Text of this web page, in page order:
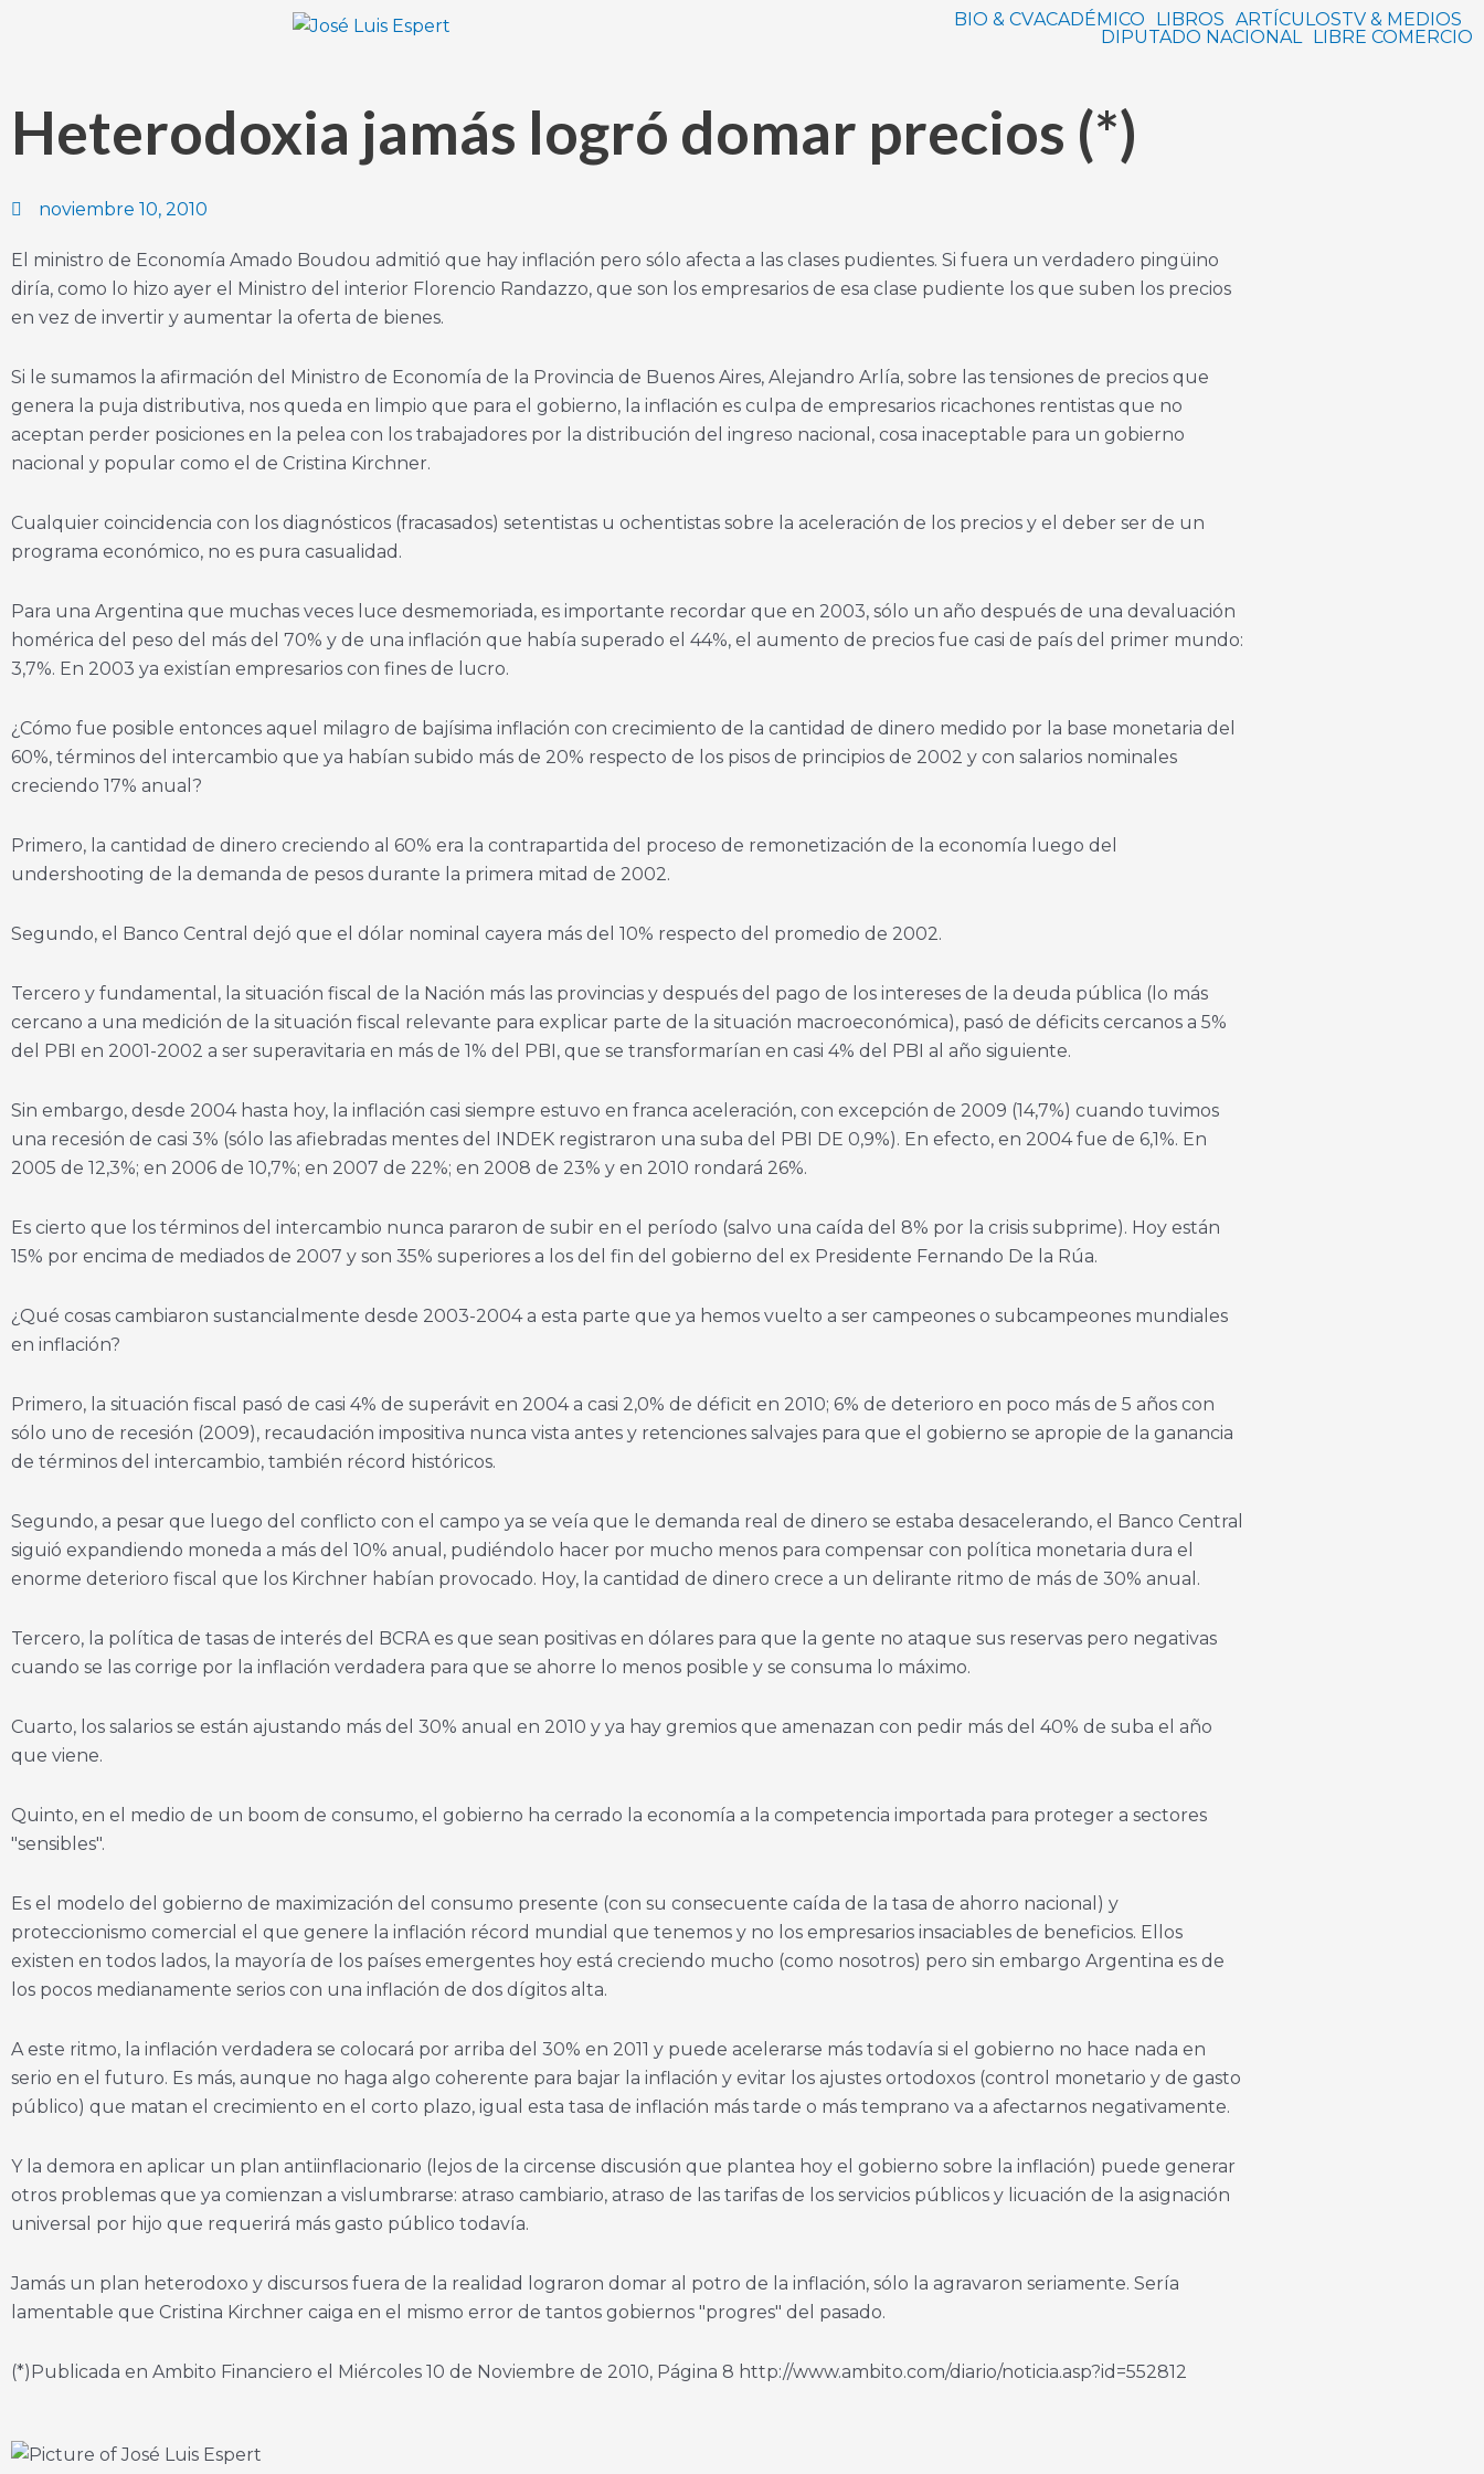
BIO & CVACADÉMICO LIBROS ARTÍCULOSTV & MEDIOS
DIPUTADO NACIONAL LIBRE COMERCIO
Heterodoxia jamás logró domar precios (*)
noviembre 10, 2010
El ministro de Economía Amado Boudou admitió que hay inflación pero sólo afecta a las clases pudientes. Si fuera un verdadero pingüino
diría, como lo hizo ayer el Ministro del interior Florencio Randazzo, que son los empresarios de esa clase pudiente los que suben los precios
en vez de invertir y aumentar la oferta de bienes.
Si le sumamos la afirmación del Ministro de Economía de la Provincia de Buenos Aires, Alejandro Arlía, sobre las tensiones de precios que
genera la puja distributiva, nos queda en limpio que para el gobierno, la inflación es culpa de empresarios ricachones rentistas que no
aceptan perder posiciones en la pelea con los trabajadores por la distribución del ingreso nacional, cosa inaceptable para un gobierno
nacional y popular como el de Cristina Kirchner.
Cualquier coincidencia con los diagnósticos (fracasados) setentistas u ochentistas sobre la aceleración de los precios y el deber ser de un
programa económico, no es pura casualidad.
Para una Argentina que muchas veces luce desmemoriada, es importante recordar que en 2003, sólo un año después de una devaluación
homérica del peso del más del 70% y de una inflación que había superado el 44%, el aumento de precios fue casi de país del primer mundo:
3,7%. En 2003 ya existían empresarios con fines de lucro.
¿Cómo fue posible entonces aquel milagro de bajísima inflación con crecimiento de la cantidad de dinero medido por la base monetaria del
60%, términos del intercambio que ya habían subido más de 20% respecto de los pisos de principios de 2002 y con salarios nominales
creciendo 17% anual?
Primero, la cantidad de dinero creciendo al 60% era la contrapartida del proceso de remonetización de la economía luego del
undershooting de la demanda de pesos durante la primera mitad de 2002.
Segundo, el Banco Central dejó que el dólar nominal cayera más del 10% respecto del promedio de 2002.
Tercero y fundamental, la situación fiscal de la Nación más las provincias y después del pago de los intereses de la deuda pública (lo más
cercano a una medición de la situación fiscal relevante para explicar parte de la situación macroeconómica), pasó de déficits cercanos a 5%
del PBI en 2001-2002 a ser superavitaria en más de 1% del PBI, que se transformarían en casi 4% del PBI al año siguiente.
Sin embargo, desde 2004 hasta hoy, la inflación casi siempre estuvo en franca aceleración, con excepción de 2009 (14,7%) cuando tuvimos
una recesión de casi 3% (sólo las afiebradas mentes del INDEK registraron una suba del PBI DE 0,9%). En efecto, en 2004 fue de 6,1%. En
2005 de 12,3%; en 2006 de 10,7%; en 2007 de 22%; en 2008 de 23% y en 2010 rondará 26%.
Es cierto que los términos del intercambio nunca pararon de subir en el período (salvo una caída del 8% por la crisis subprime). Hoy están
15% por encima de mediados de 2007 y son 35% superiores a los del fin del gobierno del ex Presidente Fernando De la Rúa.
¿Qué cosas cambiaron sustancialmente desde 2003-2004 a esta parte que ya hemos vuelto a ser campeones o subcampeones mundiales
en inflación?
Primero, la situación fiscal pasó de casi 4% de superávit en 2004 a casi 2,0% de déficit en 2010; 6% de deterioro en poco más de 5 años con
sólo uno de recesión (2009), recaudación impositiva nunca vista antes y retenciones salvajes para que el gobierno se apropie de la ganancia
de términos del intercambio, también récord históricos.
Segundo, a pesar que luego del conflicto con el campo ya se veía que le demanda real de dinero se estaba desacelerando, el Banco Central
siguió expandiendo moneda a más del 10% anual, pudiéndolo hacer por mucho menos para compensar con política monetaria dura el
enorme deterioro fiscal que los Kirchner habían provocado. Hoy, la cantidad de dinero crece a un delirante ritmo de más de 30% anual.
Tercero, la política de tasas de interés del BCRA es que sean positivas en dólares para que la gente no ataque sus reservas pero negativas
cuando se las corrige por la inflación verdadera para que se ahorre lo menos posible y se consuma lo máximo.
Cuarto, los salarios se están ajustando más del 30% anual en 2010 y ya hay gremios que amenazan con pedir más del 40% de suba el año
que viene.
Quinto, en el medio de un boom de consumo, el gobierno ha cerrado la economía a la competencia importada para proteger a sectores
"sensibles".
Es el modelo del gobierno de maximización del consumo presente (con su consecuente caída de la tasa de ahorro nacional) y
proteccionismo comercial el que genere la inflación récord mundial que tenemos y no los empresarios insaciables de beneficios. Ellos
existen en todos lados, la mayoría de los países emergentes hoy está creciendo mucho (como nosotros) pero sin embargo Argentina es de
los pocos medianamente serios con una inflación de dos dígitos alta.
A este ritmo, la inflación verdadera se colocará por arriba del 30% en 2011 y puede acelerarse más todavía si el gobierno no hace nada en
serio en el futuro. Es más, aunque no haga algo coherente para bajar la inflación y evitar los ajustes ortodoxos (control monetario y de gasto
público) que matan el crecimiento en el corto plazo, igual esta tasa de inflación más tarde o más temprano va a afectarnos negativamente.
Y la demora en aplicar un plan antiinflacionario (lejos de la circense discusión que plantea hoy el gobierno sobre la inflación) puede generar
otros problemas que ya comienzan a vislumbrarse: atraso cambiario, atraso de las tarifas de los servicios públicos y licuación de la asignación
universal por hijo que requerirá más gasto público todavía.
Jamás un plan heterodoxo y discursos fuera de la realidad lograron domar al potro de la inflación, sólo la agravaron seriamente. Sería
lamentable que Cristina Kirchner caiga en el mismo error de tantos gobiernos "progres" del pasado.
(*)Publicada en Ambito Financiero el Miércoles 10 de Noviembre de 2010, Página 8 http://www.ambito.com/diario/noticia.asp?id=552812